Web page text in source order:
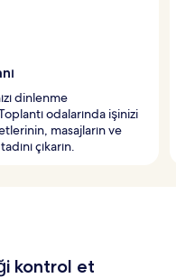
dinlenme
odalarında işinizi
masajların ve
çıkarın.
kontrol et